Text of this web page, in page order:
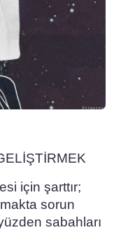
için şarttır;
sorun
sabahları